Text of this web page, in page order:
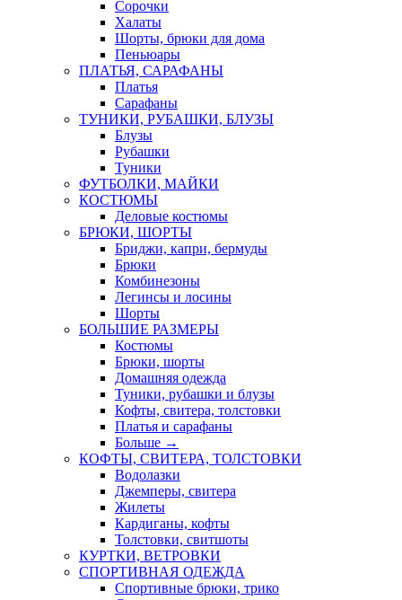
Сорочки
Халаты
Шорты, брюки для дома
Пеньюары
ПЛАТЬЯ, САРАФАНЫ
Платья
Сарафаны
ТУНИКИ, РУБАШКИ, БЛУЗЫ
Блузы
Рубашки
Туники
ФУТБОЛКИ, МАЙКИ
КОСТЮМЫ
Деловые костюмы
БРЮКИ, ШОРТЫ
Бриджи, капри, бермуды
Брюки
Комбинезоны
Легинсы и лосины
Шорты
БОЛЬШИЕ РАЗМЕРЫ
Костюмы
Брюки, шорты
Домашняя одежда
Туники, рубашки и блузы
Кофты, свитера, толстовки
Платья и сарафаны
Больше →
КОФТЫ, СВИТЕРА, ТОЛСТОВКИ
Водолазки
Джемперы, свитера
Жилеты
Кардиганы, кофты
Толстовки, свитшоты
КУРТКИ, ВЕТРОВКИ
СПОРТИВНАЯ ОДЕЖДА
Спортивные брюки, трико